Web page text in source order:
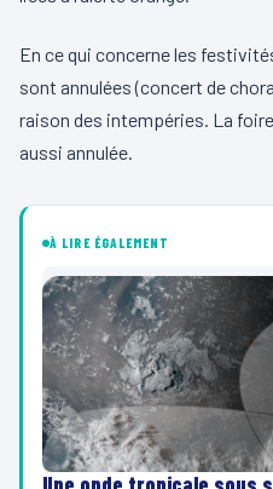
En ce qui concerne les
sont annulées(concert de
raison des intempéries. La
aussi annulée.
À LIRE ÉGALEMENT